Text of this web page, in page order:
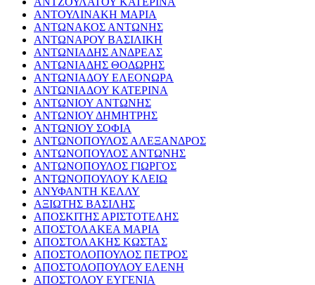
ΑΝΤΟΥΛΙΝΑΚΗ ΜΑΡΙΑ
ΑΝΤΩΝΑΚΟΣ ΑΝΤΩΝΗΣ
ΑΝΤΩΝΑΡΟΥ ΒΑΣΙΛΙΚΗ
ΑΝΤΩΝΙΑΔΗΣ ΑΝΔΡΕΑΣ
ΑΝΤΩΝΙΑΔΗΣ ΘΟΔΩΡΗΣ
ΑΝΤΩΝΙΑΔΟΥ ΕΛΕΟΝΩΡΑ
ΑΝΤΩΝΙΑΔΟΥ ΚΑΤΕΡΙΝΑ
ΑΝΤΩΝΙΟΥ ΑΝΤΩΝΗΣ
ΑΝΤΩΝΙΟΥ ΔΗΜΗΤΡΗΣ
ΑΝΤΩΝΙΟΥ ΣΟΦΙΑ
ΑΝΤΩΝΟΠΟΥΛΟΣ ΑΛΕΞΑΝΔΡΟΣ
ΑΝΤΩΝΟΠΟΥΛΟΣ ΑΝΤΩΝΗΣ
ΑΝΤΩΝΟΠΟΥΛΟΣ ΓΙΩΡΓΟΣ
ΑΝΤΩΝΟΠΟΥΛΟΥ ΚΛΕΙΩ
ΑΝΥΦΑΝΤΗ ΚΕΛΛΥ
ΑΞΙΩΤΗΣ ΒΑΣΙΛΗΣ
ΑΠΟΣΚΙΤΗΣ ΑΡΙΣΤΟΤΕΛΗΣ
ΑΠΟΣΤΟΛΑΚΕΑ ΜΑΡΙΑ
ΑΠΟΣΤΟΛΑΚΗΣ ΚΩΣΤΑΣ
ΑΠΟΣΤΟΛΟΠΟΥΛΟΣ ΠΕΤΡΟΣ
ΑΠΟΣΤΟΛΟΠΟΥΛΟΥ ΕΛΕΝΗ
ΑΠΟΣΤΟΛΟΥ ΕΥΓΕΝΙΑ